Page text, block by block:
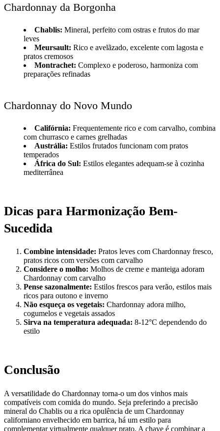
Chardonnay da Borgonha
Chablis: Mineral, perfeito com ostras e frutos do mar
leves
Meursault: Rico e avelãzado, excelente com lagosta e
pratos cremosos
Montrachet: Complexo e poderoso, harmoniza com
preparações refinadas
Chardonnay do Novo Mundo
Califórnia: Frequentemente rico e com carvalho, combina
com churrasco e carnes grelhadas
Austrália: Estilos frutados funcionam com pratos
temperados
África do Sul: Estilos elegantes adequam-se à cozinha
mediterrânea
Dicas para Harmonização Bem-
Sucedida
Combine intensidade: Pratos leves com Chardonnay fresco,
pratos ricos com versões com carvalho
Considere o molho: Molhos de creme e manteiga adoram
Chardonnay com carvalho
Pense sazonalmente: Estilos frescos para verão, estilos mais
ricos para outono e inverno
Não esqueça os vegetais: Chardonnay adora milho,
cogumelos e vegetais assados
Sirva na temperatura adequada: 8-12°C dependendo do
estilo
Conclusão
A versatilidade do Chardonnay torna-o um dos vinhos mais
compatíveis com comida do mundo. Seja preferindo a precisão
mineral do Chablis ou a rica opulência de um Chardonnay
californiano envelhecido em barrica, há um estilo para
complementar virtualmente qualquer prato. A chave é combinar a